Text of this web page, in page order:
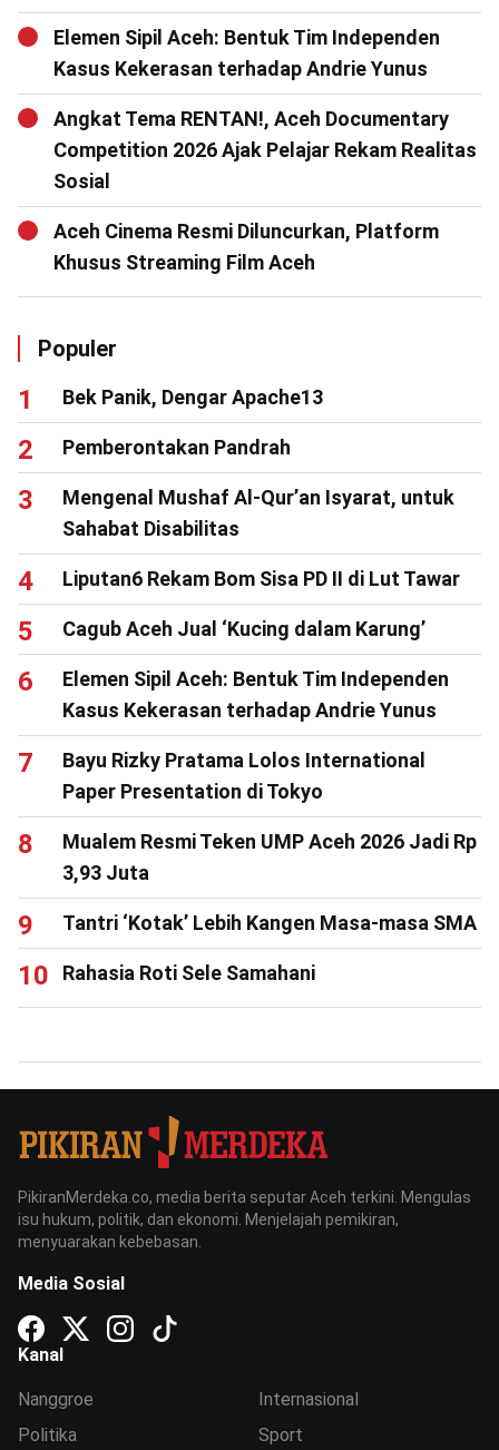
Elemen Sipil Aceh: Bentuk Tim Independen
Kasus Kekerasan terhadap Andrie Yunus
Angkat Tema RENTAN!, Aceh Documentary
Competition 2026 Ajak Pelajar Rekam Realitas
Sosial
Aceh Cinema Resmi Diluncurkan, Platform
Khusus Streaming Film Aceh
Populer
Bek Panik, Dengar Apache13
Pemberontakan Pandrah
Mengenal Mushaf Al-Qur’an Isyarat, untuk
Sahabat Disabilitas
Liputan6 Rekam Bom Sisa PD II di Lut Tawar
Cagub Aceh Jual ‘Kucing dalam Karung’
Elemen Sipil Aceh: Bentuk Tim Independen
Kasus Kekerasan terhadap Andrie Yunus
Bayu Rizky Pratama Lolos International
Paper Presentation di Tokyo
Mualem Resmi Teken UMP Aceh 2026 Jadi Rp
3,93 Juta
Tantri ‘Kotak’ Lebih Kangen Masa-masa SMA
Rahasia Roti Sele Samahani
PikiranMerdeka.co, media berita seputar Aceh terkini. Mengulas
isu hukum, politik, dan ekonomi. Menjelajah pemikiran,
menyuarakan kebebasan.
Media Sosial
Kanal
Nanggroe
Politika
Internasional
Sport